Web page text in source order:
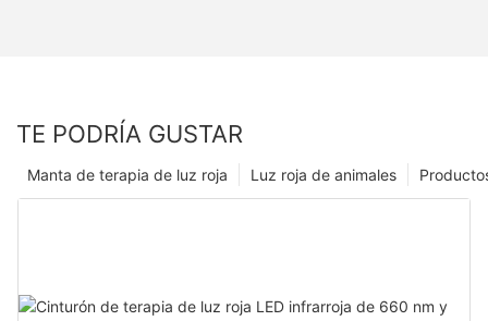
TE PODRÍA GUSTAR
Luz roja de animales
Manta de terapia de luz roja